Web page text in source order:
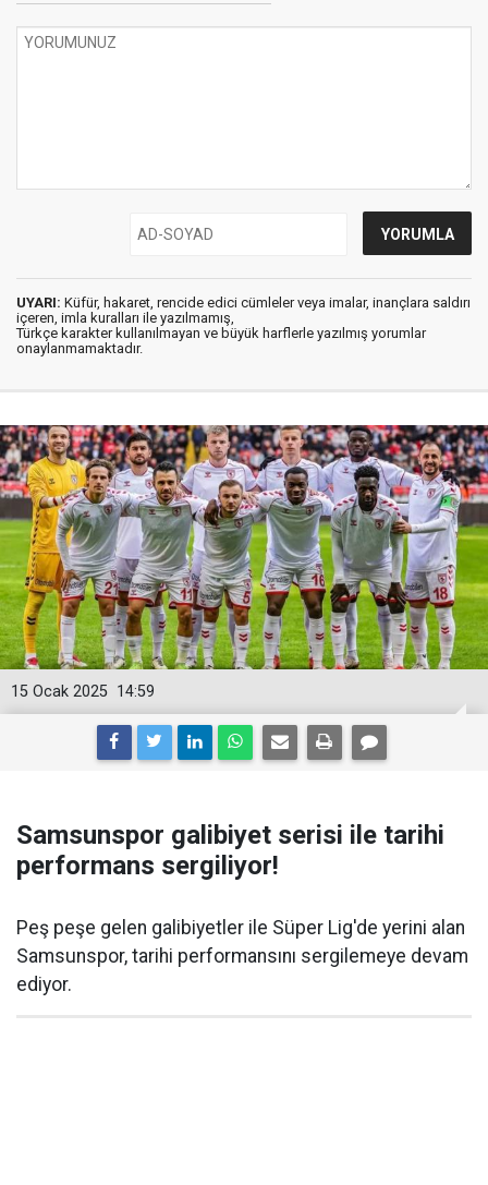
UYARI: Küfür, hakaret, rencide edici cümleler veya imalar, inançlara saldırı
içeren, imla kuralları ile yazılmamış,
Türkçe karakter kullanılmayan ve büyük harflerle yazılmış yorumlar
onaylanmamaktadır.
14:59
15 Ocak 2025
Samsunspor galibiyet serisi ile tarihi
performans sergiliyor!
Peş peşe gelen galibiyetler ile Süper Lig'de yerini alan
Samsunspor, tarihi performansını sergilemeye devam
ediyor.